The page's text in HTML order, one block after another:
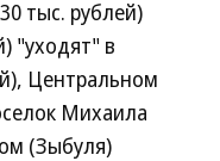
тыс. рублей)
"уходят" в
Центральном
Михаила
(Зыбуля)